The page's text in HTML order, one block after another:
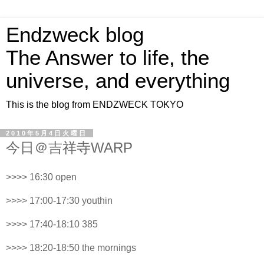
Endzweck blog
The Answer to life, the
universe, and everything
This is the blog from ENDZWECK TOKYO
2010年5月4日火曜日
今日＠吉祥寺WARP
>>>> 16:30 open
>>>> 17:00-17:30 youthin
>>>> 17:40-18:10 385
>>>> 18:20-18:50 the mornings